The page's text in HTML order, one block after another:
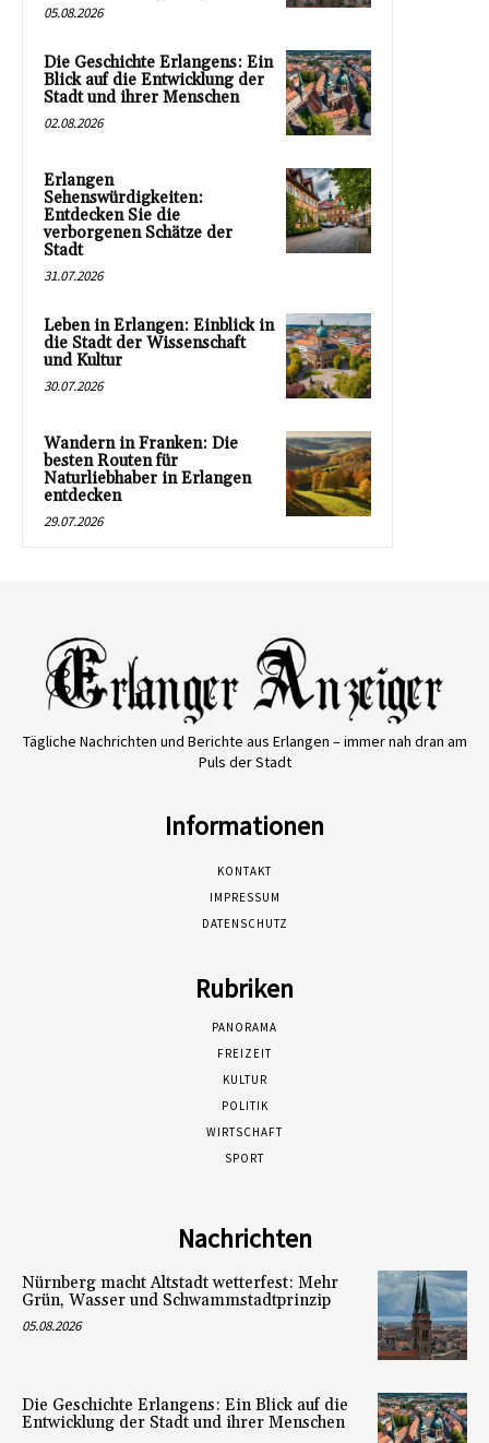
05.08.2026
Die Geschichte Erlangens: Ein
Blick auf die Entwicklung der
Stadt und ihrer Menschen
02.08.2026
Erlangen
Sehenswürdigkeiten:
Entdecken Sie die
verborgenen Schätze der
Stadt
31.07.2026
Leben in Erlangen: Einblick in
die Stadt der Wissenschaft
und Kultur
30.07.2026
Wandern in Franken: Die
besten Routen für
Naturliebhaber in Erlangen
entdecken
29.07.2026
Tägliche Nachrichten und Berichte aus Erlangen – immer nah dran am
Puls der Stadt
Informationen
KONTAKT
IMPRESSUM
DATENSCHUTZ
Rubriken
PANORAMA
FREIZEIT
KULTUR
POLITIK
WIRTSCHAFT
SPORT
Nachrichten
Nürnberg macht Altstadt wetterfest: Mehr
Grün, Wasser und Schwammstadtprinzip
05.08.2026
Die Geschichte Erlangens: Ein Blick auf die
Entwicklung der Stadt und ihrer Menschen